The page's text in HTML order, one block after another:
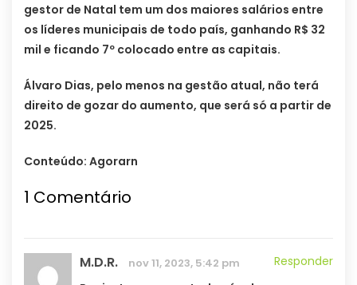
gestor de Natal tem um dos maiores salários entre
os líderes municipais de todo país, ganhando R$ 32
mil e ficando 7º colocado entre as capitais.
Álvaro Dias, pelo menos na gestão atual, não terá
direito de gozar do aumento, que será só a partir de
2025.
Conteúdo: Agorarn
1 Comentário
M.D.R. nov 11, 2023, 5:42 pm
Responder